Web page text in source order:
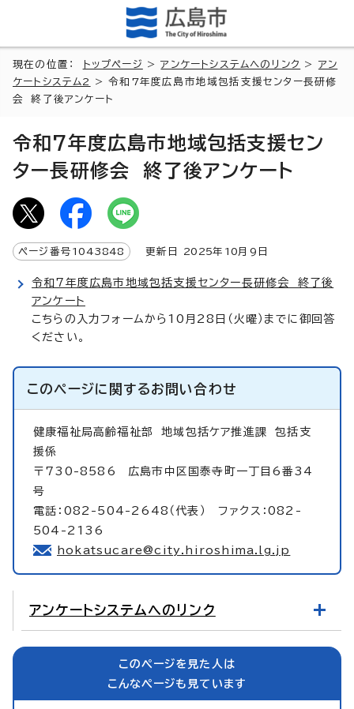
現在の位置： トップページ >アンケートシステムへのリンク > アン
ケートシステム2
> 令和7年度広島市地域包括支援センター長研修
会 終了後アンケート
令和7年度広島市地域包括支援セン
ター長研修会 終了後アンケート
ページ番号 1043848 更新日 2025年 10月9日
令和7年度広島市地域包括支援センター長研修会 終了後
アンケート
こちらの入力フォームから10月28日（火曜）までに御回答
ください。
このページに関するお問い合わせ
健康福祉局高齢福祉部地域包括ケア推進課 包括支
援係
〒730-8586 広島市中区国泰寺町一丁目6番34
号
電話：082-504-2648（代表） ファクス：082-
504-2136
hokatsucare@city.hiroshima.lg.jp
アンケートシステムへのリンク
このページを見た人は
こんなページも見ています